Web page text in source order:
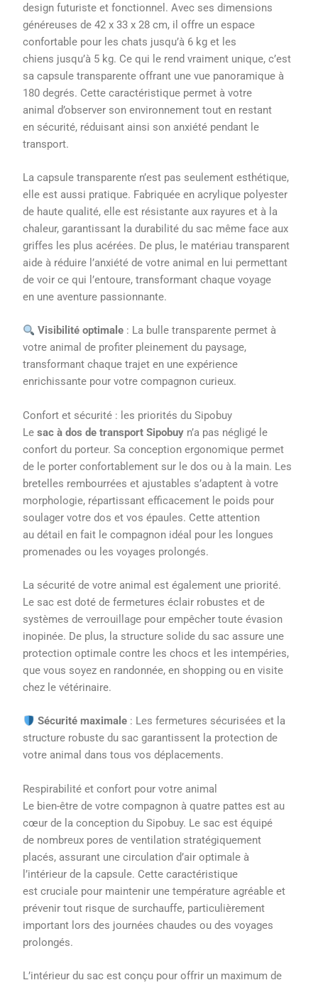
design futuriste et fonctionnel. Avec ses dimensions
généreuses de 42 x 33 x 28 cm, il offre un espace
confortable pour les chats jusqu’à 6 kg et les
chiens jusqu’à 5 kg. Ce qui le rend vraiment unique, c’est
sa capsule transparente offrant une vue panoramique à
180 degrés. Cette caractéristique permet à votre
animal d’observer son environnement tout en restant
en sécurité, réduisant ainsi son anxiété pendant le
transport.
La capsule transparente n’est pas seulement esthétique,
elle est aussi pratique. Fabriquée en acrylique polyester
de haute qualité, elle est résistante aux rayures et à la
chaleur, garantissant la durabilité du sac même face aux
griffes les plus acérées. De plus, le matériau transparent
aide à réduire l’anxiété de votre animal en lui permettant
de voir ce qui l’entoure, transformant chaque voyage
en une aventure passionnante.
Visibilité optimale : La bulle transparente permet à
votre animal de profiter pleinement du paysage,
transformant chaque trajet en une expérience
enrichissante pour votre compagnon curieux.
Confort et sécurité : les priorités du Sipobuy
Lesac à dos de transport Sipobuy n’a pas négligé le
confort du porteur. Sa conception ergonomique permet
de le porter confortablement sur le dos ou à la main. Les
bretelles rembourrées et ajustables s’adaptent à votre
morphologie, répartissant efficacement le poids pour
soulager votre dos et vos épaules. Cette attention
au détail en fait le compagnon idéal pour les longues
promenades ou les voyages prolongés.
La sécurité de votre animal est également une priorité.
Le sac est doté de fermetures éclair robustes et de
systèmes de verrouillage pour empêcher toute évasion
inopinée. De plus, la structure solide du sac assure une
protection optimale contre les chocs et les intempéries,
que vous soyez en randonnée, en shopping ou en visite
chez le vétérinaire.
Sécurité maximale : Les fermetures sécurisées et la
structure robuste du sac garantissent la protection de
votre animal dans tous vos déplacements.
Respirabilité et confort pour votre animal
Le bien-être de votre compagnon à quatre pattes est au
cœur de la conception du Sipobuy. Le sac est équipé
de nombreux pores de ventilation stratégiquement
placés, assurant une circulation d’air optimale à
l’intérieur de la capsule. Cette caractéristique
est cruciale pour maintenir une température agréable et
prévenir tout risque de surchauffe, particulièrement
important lors des journées chaudes ou des voyages
prolongés.
L’intérieur du sac est conçu pour offrir un maximum de